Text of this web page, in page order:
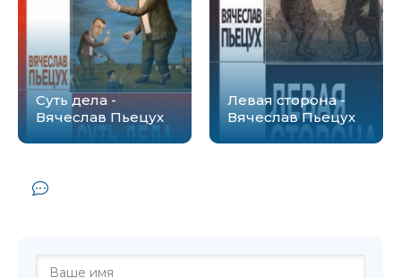
Суть дела -
Вячеслав Пьецух
Левая сторона -
Вячеслав Пьецух